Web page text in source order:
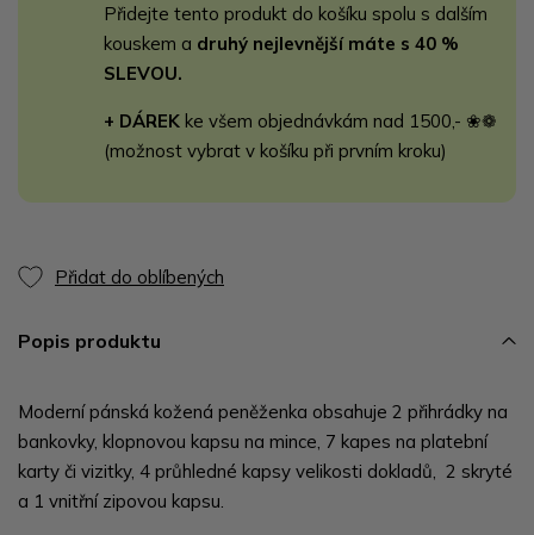
Přidejte tento produkt do košíku spolu s dalším
kouskem a druhý nejlevnější máte s 40 %
SLEVOU.
+ DÁREK ke všem objednávkám nad 1500,- ❀❁
(možnost vybrat v košíku při prvním kroku)
Přidat do oblíbených
Popis produktu
Moderní pánská kožená peněženka obsahuje 2 přihrádky na
bankovky, klopnovou kapsu na mince, 7 kapes na platební
karty či vizitky, 4 průhledné kapsy velikosti dokladů, 2 skryté
a 1 vnitřní zipovou kapsu.